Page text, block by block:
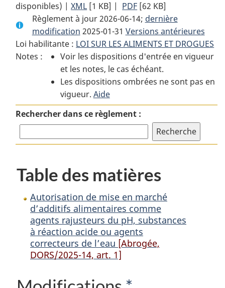
complet
:
Autorisation
de
mise
en
marché
d’additifs
alimentaires
comme
rajusteurs
pH,
substances
à
réaction
acide
ou
agents
correcteurs
l’eau
disponibles) |XML Texte
complet
:
Autorisation
de
mise
en
marché
d’additifs
alimentaires
agents
du
pH,
substances
à
réaction
acide
ou
agents
de
[1 KB] | PDF Texte
complet
:
Autorisation
de
mise
en
d’additifs
alimentaires
comme
agents
du
pH,
substances
à
réaction
acide
ou
[62 KB]
Règlement à jour 2026-06-14; dernière
modification 2025-01-31 Versions antérieures
Loi habilitante : LOI SUR LES ALIMENTS ET DROGUES
Notes :
Voir les dispositions d'entrée en vigueur
et les notes, le cas échéant.
Les dispositions ombrées ne sont pas en
vigueur. Aide
Rechercher dans ce règlement :
Table des matières
Autorisation de mise en marché
d’additifs alimentaires comme
agents rajusteurs du pH, substances
à réaction acide ou agents
correcteurs de l’eau [Abrogée,
DORS/2025-14, art. 1]